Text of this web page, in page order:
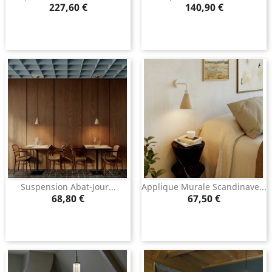
Prix
227,60 € Prix
140,90 €
Suspension Abat-Jour...
Prix
68,80 €
Applique Murale Scandinave...
Prix
67,50 €